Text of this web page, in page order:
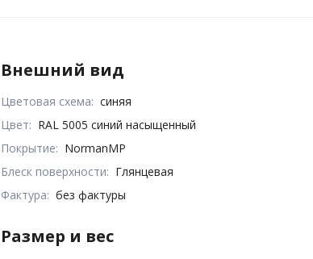
Внешний вид
Цветовая схема: синяя
Цвет: RAL 5005 синий насыщенный
Покрытие: NormanMP
Блеск поверхности: Глянцевая
Фактура: без фактуры
Размер и вес